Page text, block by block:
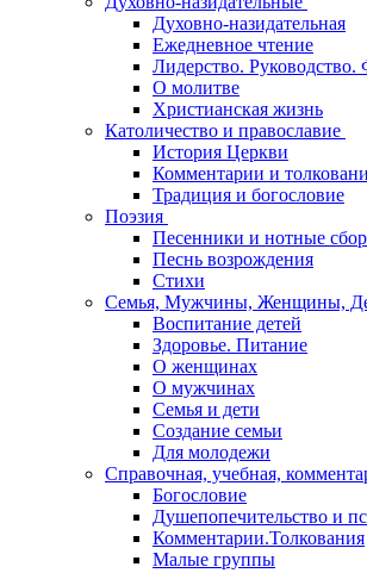
Духовно-назидательная
Ежедневное чтение
Лидерство.
О молитве
Христианская жизнь
Католичество и православие
История Церкви
Комментарии и
Традиция и богословие
Поэзия
Песенники и нотные
Песнь возрождения
Стихи
Семья, Мужчины, Женщины,
Воспитание детей
Здоровье. Питание
О женщинах
О мужчинах
Семья и дети
Создание семьи
Для молодежи
Справочная, учебная,
Богословие
Душепопечительство и
Комментарии.Толкования
Малые группы